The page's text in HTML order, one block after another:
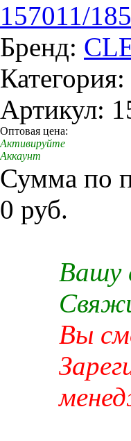
157011/
Бренд:
Артикул:
Оптовая цена:
Активируйте
Аккаунт
Сумма по
0 руб.
Вашу
Вы